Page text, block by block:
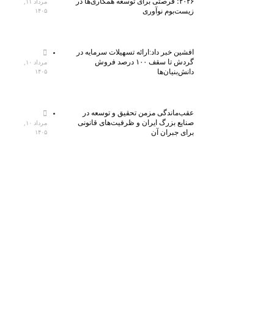
زیست‌بوم نوآوری
۱۴۰۵
افشین خبر داد:ارائه تسهیلات سرمایه در
گردش تا سقف ۱۰۰ درصد فروش
دانش‌بنیان‌ها
۱۴۰۵
عقب‌ماندگی مزمن تحقیق و توسعه در
صنایع بزرگ ایران و ظرفیت‌های قانونی
برای جبران آن
۱۴۰۵